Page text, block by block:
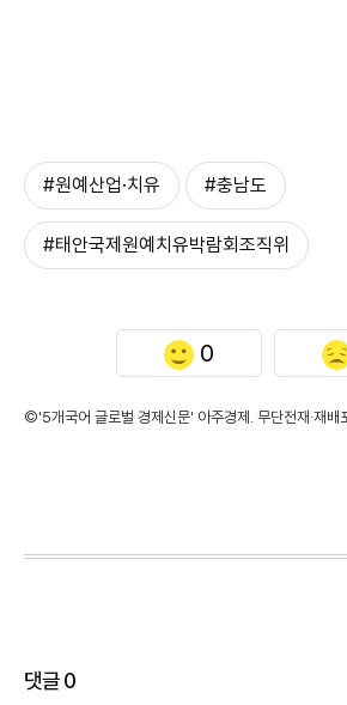
#원예산업·치유 #충남도
#태안국제원예치유박람회조직위
0
©'5개국어 글로벌 경제신문' 아주경제. 무단전재·재배
댓글0